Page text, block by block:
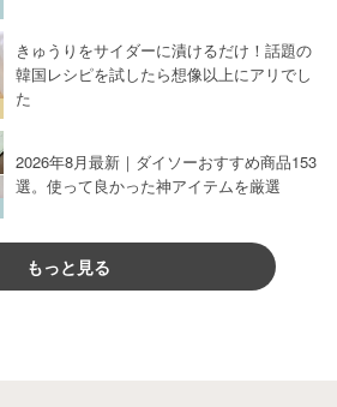
きゅうりをサイダーに漬けるだけ！話題の
韓国レシピを試したら想像以上にアリでし
た
2026年8月最新｜ダイソーおすすめ商品153
選。使って良かった神アイテムを厳選
もっと見る